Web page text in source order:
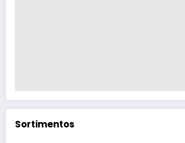
Sortimentos